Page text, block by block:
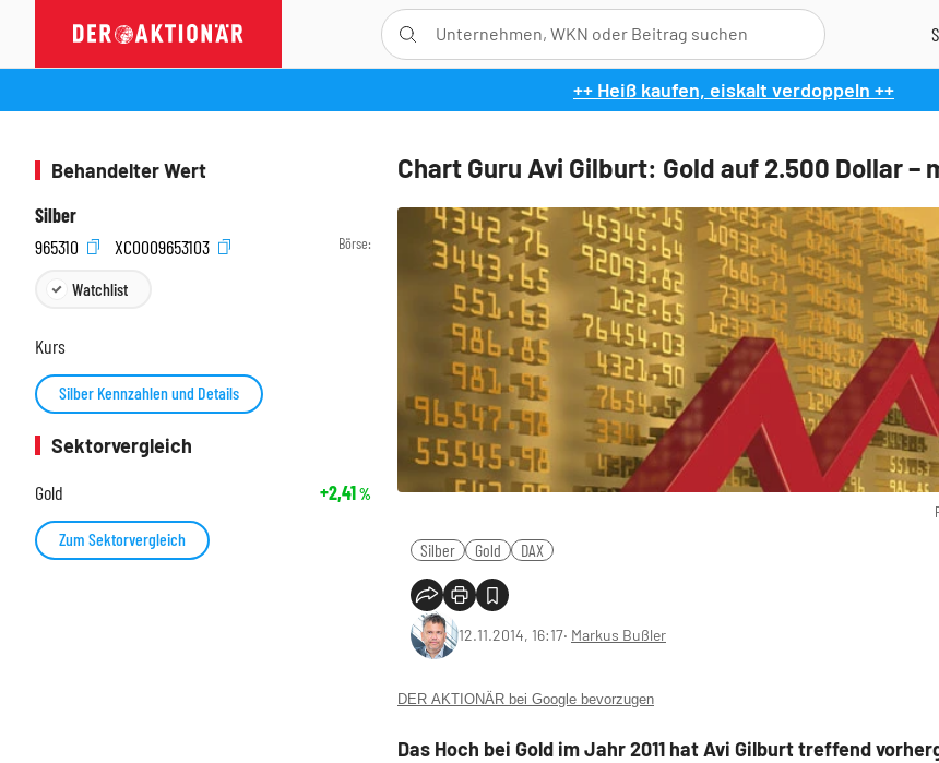
++ Heiß kaufen, eiskalt verdoppeln ++
Chart Guru Avi Gilburt: Gold auf 2.500 Dollar –
Silber Gold DAX
12.11.2014, 16:17‧ Markus Bußler
DER AKTIONÄR bei Google bevorzugen
Das Hoch bei Gold im Jahr 2011 hat Avi Gilburt treffend
Behandelter Wert
Silber
965310
XC0009653103 Börse:
Watchlist
Kurs
Silber Kennzahlen und Details
Sektorvergleich
Gold
+2,41%
Zum Sektorvergleich